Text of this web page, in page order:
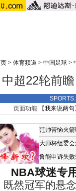
> 体育频道 > 中国足球 >
中超22轮前
页面功能 【我来说两句
范帅苦恼火
大师杯组委
鲁能申诉失
NBA球迷专
冠军的悬念